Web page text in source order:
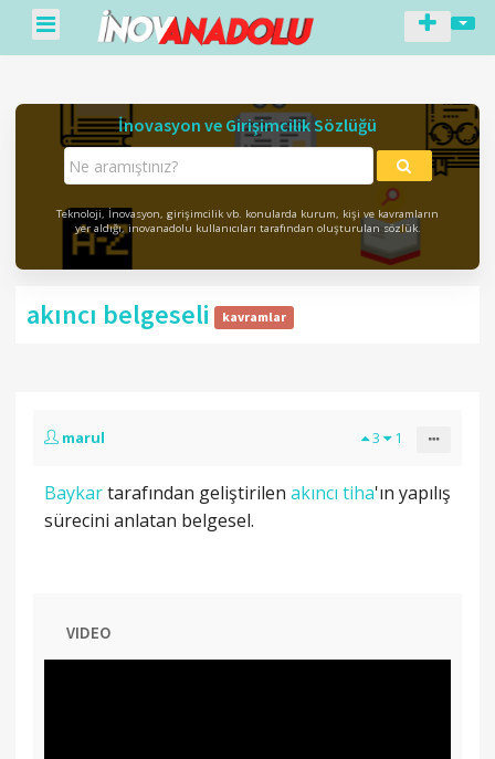
İnovasyon ve Girişimcilik Sözlüğü
Teknoloji, İnovasyon, girişimcilik vb. konularda kurum, kişi ve kavramların
yer aldığı, inovanadolu kullanıcıları tarafından oluşturulan sözlük.
akıncı belgeseli kavramlar
marul 3 1
Baykartarafından geliştirilen akıncı tiha'ın yapılış
sürecini anlatan belgesel.
VIDEO